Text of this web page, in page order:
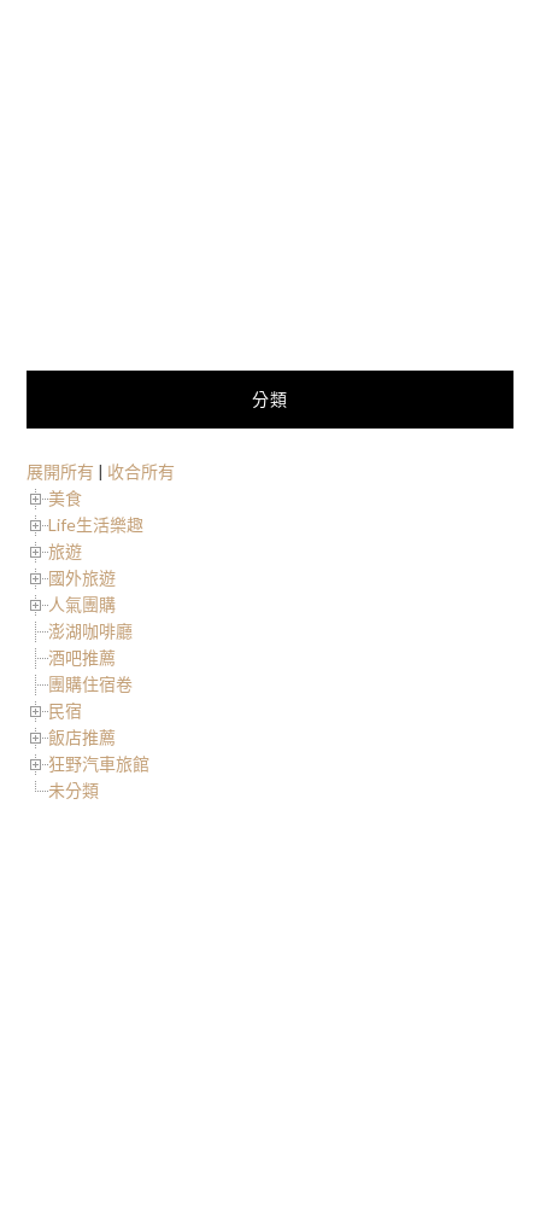
分類
展開所有 | 收合所有
美食
Life生活樂趣
旅遊
國外旅遊
人氣團購
澎湖咖啡廳
酒吧推薦
團購住宿卷
民宿
飯店推薦
狂野汽車旅館
未分類